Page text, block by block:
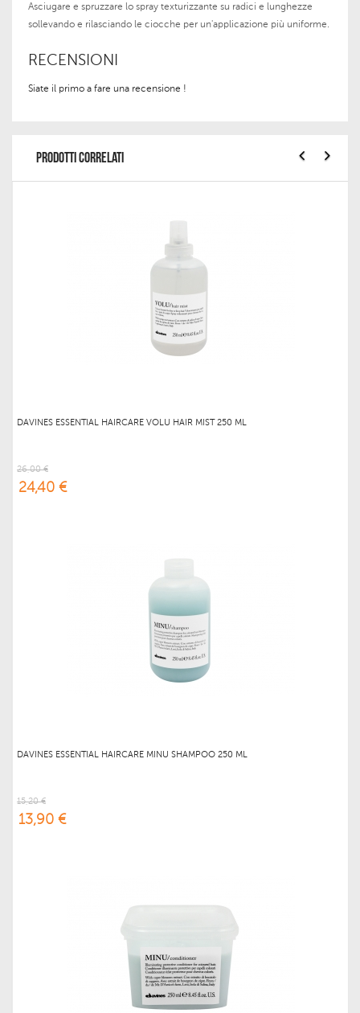
Asciugare e spruzzare lo spray texturizzante su radici e lunghezze
sollevando e rilasciando le ciocche per un'applicazione più uniforme.
RECENSIONI
Siate il primo a fare una recensione !
PRODOTTI CORRELATI
DAVINES ESSENTIAL HAIRCARE VOLU HAIR MIST 250 ML
26,00 €
24,40 €
DAVINES ESSENTIAL HAIRCARE MINU SHAMPOO 250 ML
15,20 €
13,90 €